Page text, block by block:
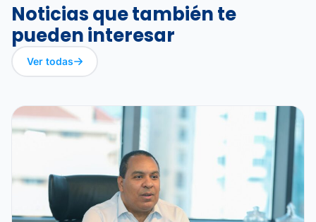
Noticias que también te
pueden interesar
Ver todas